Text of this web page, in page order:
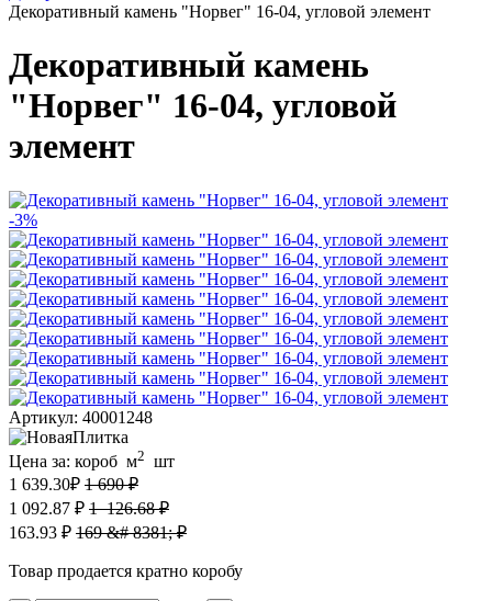
Декоративный камень "Норвег" 16-04, угловой элемент
Декоративный камень
"Норвег" 16-04, угловой
элемент
-3%
Артикул: 40001248
Цена за: короб м2 шт
1 639.30₽ 1 690 ₽
1 092.87 ₽ 1 126.68 ₽
163.93 ₽ 169 &# 8381; ₽
Товар продается кратно коробу